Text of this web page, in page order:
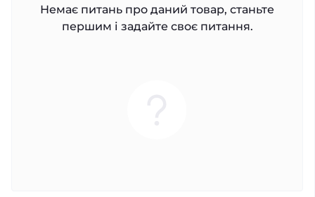
Немає питань про даний товар, станьте
першим і задайте своє питання.